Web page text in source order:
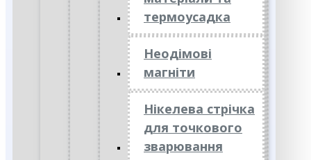
термоусадка
Неодімові
магніти
Нікелева стрічка
для точкового
зварювання